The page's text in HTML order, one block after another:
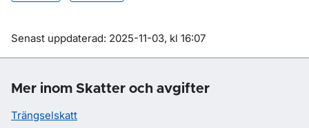
Om sidan
Senast uppdaterad: 2025-11-03, kl 16:07
Mer inom Skatter och avgifter
Trängselskatt